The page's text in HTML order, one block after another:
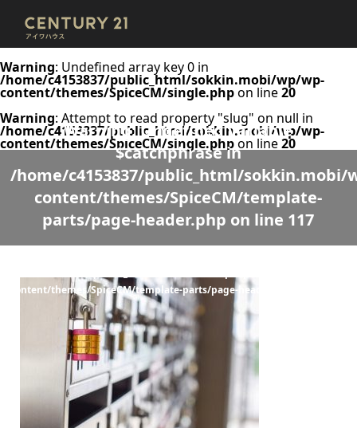
Warning: Undefined array key 0 in
/home/c4153837/public_html/sokkin.mobi/wp/wp-
content/themes/SpiceCM/single.phpon line20
Warning: Attempt to read property "slug" on null in
/home/c4153837/public_html/sokkin.mobi/wp/wp-
content/themes/SpiceCM/single.phpon line20
Warning: Undefined variable
$catchphrase in
/home/c4153837/public_html/sokkin.mobi/
content/themes/SpiceCM/template-
parts/page-header.php on line 117
content/themes/SpiceCM/template-parts/page-header.php